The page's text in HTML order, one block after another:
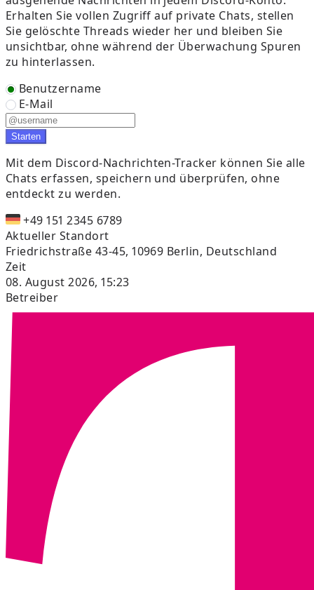
Erhalten Sie vollen Zugriff auf private Chats, stellen
Sie gelöschte Threads wieder her und bleiben Sie
unsichtbar, ohne während der Überwachung Spuren
zu hinterlassen.
Benutzername
E-Mail
Starten
Mit dem Discord-Nachrichten-Tracker können Sie alle
Chats erfassen, speichern und überprüfen, ohne
entdeckt zu werden.
+49 151 2345 6789
Aktueller Standort
Friedrichstraße 43-45, 10969 Berlin, Deutschland
Zeit
08. August 2026, 15:23
Betreiber